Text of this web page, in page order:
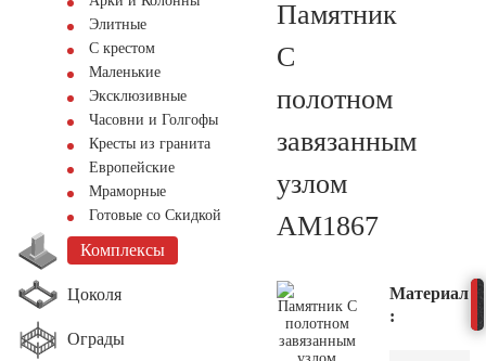
Элитные
С крестом
Маленькие
Эксклюзивные
Часовни и Голгофы
Кресты из гранита
Европейские
Мраморные
Готовые со Скидкой
Комплексы
Цоколя
Ограды
Памятник
С
полотном
завязанным
узлом
AM1867
Материал
: